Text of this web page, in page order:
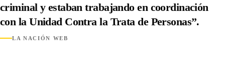
criminal y estaban trabajando en coordinación
con la Unidad Contra la Trata de Personas”.
LA NACIÓN WEB